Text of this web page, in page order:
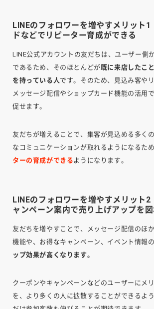
LINEのフォロワーを増やすメリット1
ドなどでリピーター育成ができる
LINE公式アカウントの友だちは、ユーザー側
であるため、そのほとんどが既に来店したこ
を持っている人 です。そのため、見込み客や
メッセージ配信やショップカード機能の活用
促せます。
友だちが増えることで、集客が見込める多く
なコミュニケーションが取れるようになるた
ターの育成ができるようになります。
LINEのフォロワーを増やすメリット2
ャンペーン案内で売り上げアップを図
友だちを増やすことで、メッセージ配信のほ
機能や、お得なキャンペーン、イベント情報
ップ効果が高くなります。
クーポンやキャンペーンなどのユーザーにメ
を、より多くの人に拡散することができるよ